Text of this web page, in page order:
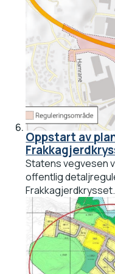
Oppstart av
Statens vegvesen
offentlig
Frakkagjerdkrysset.